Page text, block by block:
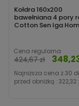
Kołdra 160x200
bawełniana 4 pory
Cotton Sen Iga
Cena regularna
424,67 zł Cena
Najniższa cena z 30
przed obniżką : 322,32